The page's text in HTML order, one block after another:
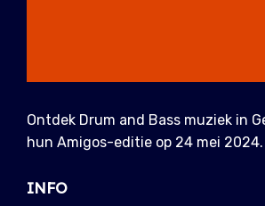
Ontdek Drum and Bass muziek in
hun Amigos-editie op 24 mei 2024.
INFO